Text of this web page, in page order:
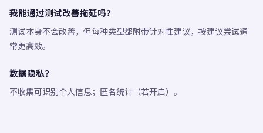
我能通过测试改善拖延吗？
测试本身不会改善，但每种类型都附带针对性建议，按建议尝试通
常更高效。
数据隐私？
不收集可识别个人信息；匿名统计（若开启）。